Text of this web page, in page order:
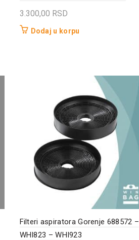
3.300,00 RSD
Dodaj u korpu
Filteri aspiratora Gorenje 688572 –
WHI823 – WHI923